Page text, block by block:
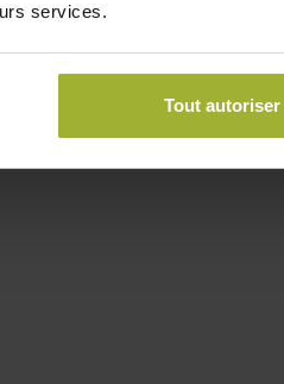
services.
Tout autoriser
Je commande